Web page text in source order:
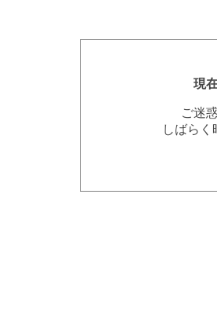
現
ご迷
しばらく